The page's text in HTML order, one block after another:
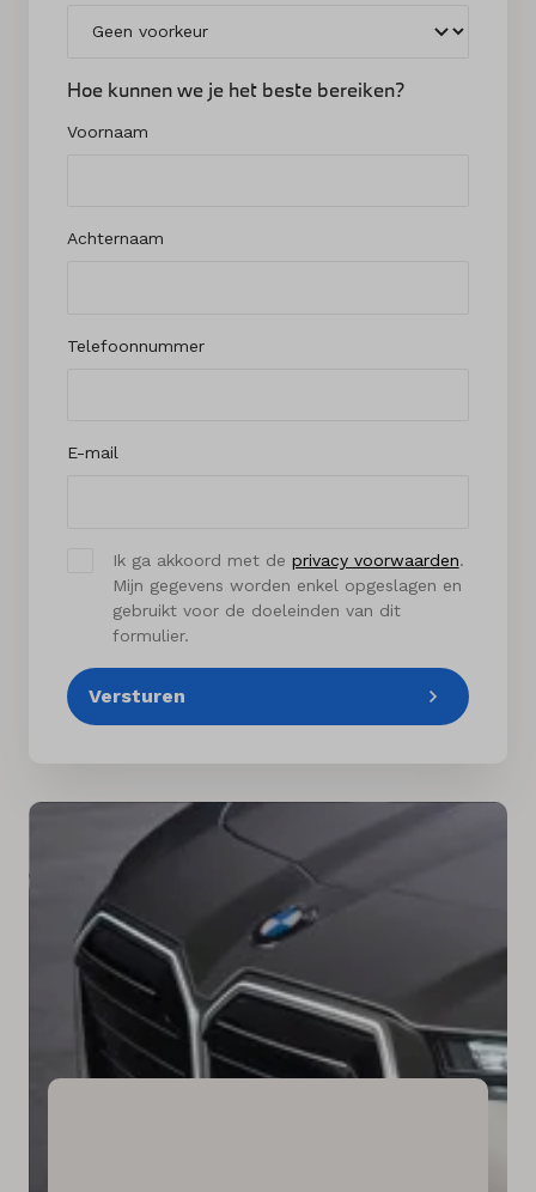
Hoe kunnen we je het beste bereiken?
Voornaam
Achternaam
Telefoonnummer
E-mail
Ik ga akkoord met de privacy voorwaarden.
Mijn gegevens worden enkel opgeslagen en
gebruikt voor de doeleinden van dit
formulier.
Versturen